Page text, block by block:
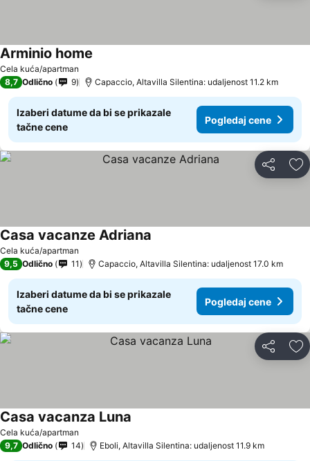
Cela kuća/apartman
Arminio home
8,7 Odlično 9 Capaccio, Altavilla Silentina: udaljenost 11.2 km
Izaberi datume da bi se prikazale
tačne cene
Pogledaj cene
Deli
Cela kuća/apartman
Casa vacanze Adriana
9,5 Odlično 11 Capaccio, Altavilla Silentina: udaljenost 17.0 km
Izaberi datume da bi se prikazale
tačne cene
Pogledaj cene
Deli
Cela kuća/apartman
Casa vacanza Luna
9,7 Odlično 14 Eboli, Altavilla Silentina: udaljenost 11.9 km